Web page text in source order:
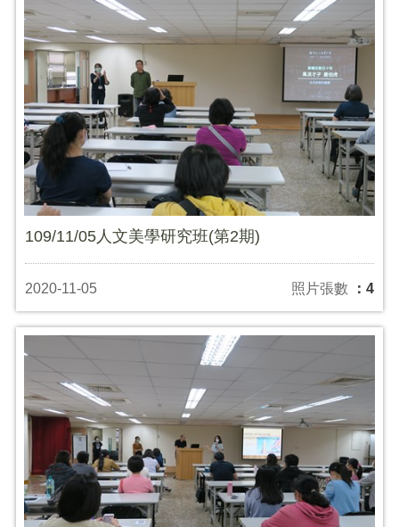
109/11/05人文美學研究班(第2期)
2020-11-05 照片張數 ：4